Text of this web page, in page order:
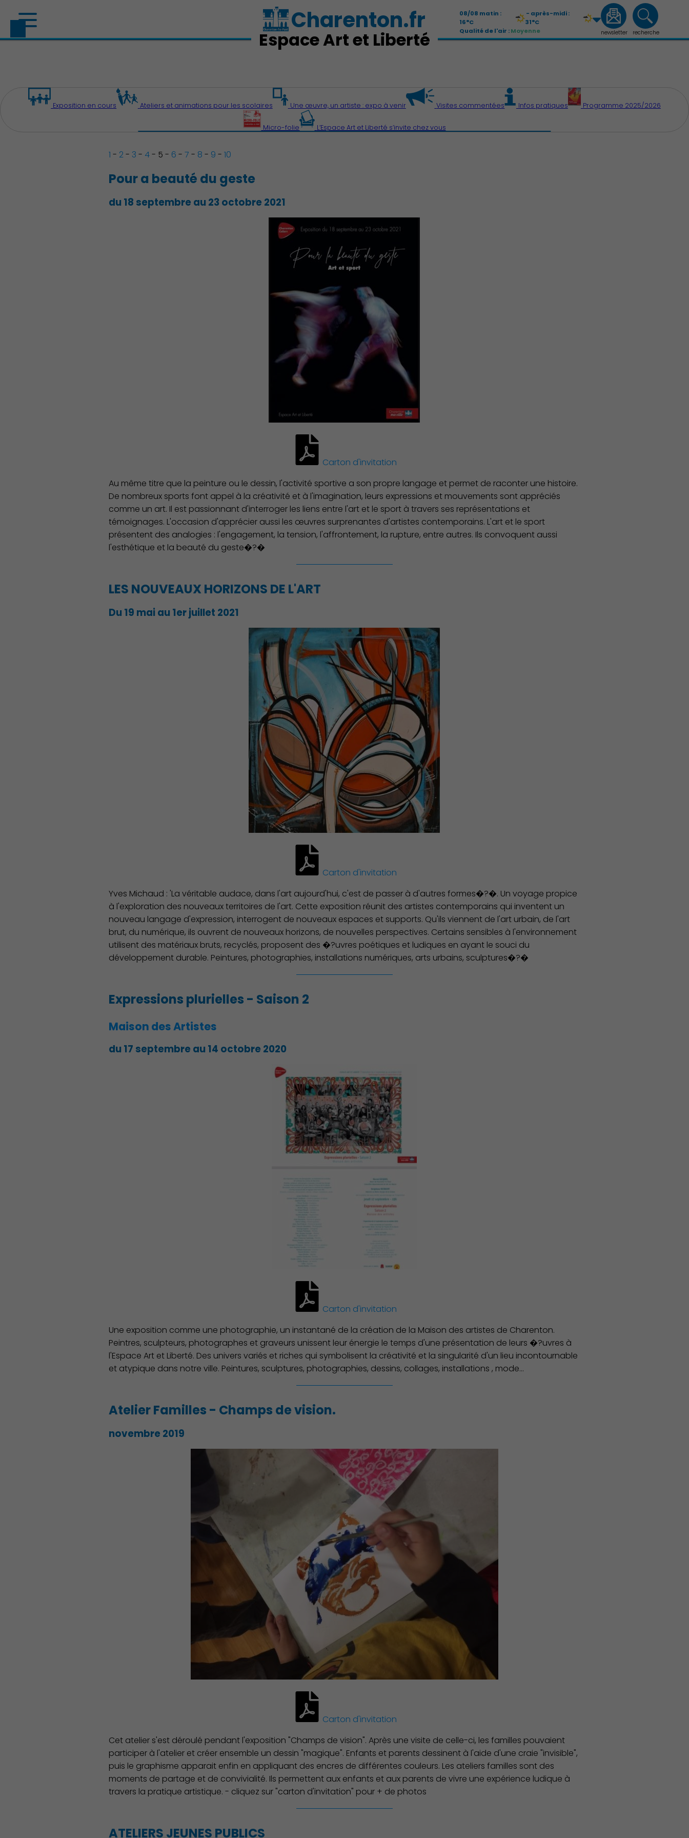
Découvrir Charenton
Environnement cadre de vie
Charenton.fr
08/08 matin :
16°C
- après-midi :
31°C
Qualité de l'air :Moyenne
newsletter recherche
Espace Art et Liberté
Exposition en cours Ateliers et animations pour les scolaires Une œuvre, un artiste : expo à venir Visites commentées Infos pratiques Programme 2025/2026
Micro-folie L’Espace Art et Liberté s’invite chez vous
1 - 2- 3 - 4- 5 - 6 - 7 - 8 - 9 - 10
Pour a beauté du geste
du 18 septembre au 23 octobre 2021
Carton d'invitation
Au même titre que la peinture ou le dessin, l'activité sportive a son propre langage et permet de raconter une histoire.
De nombreux sports font appel à la créativité et à l'imagination, leurs expressions et mouvements sont appréciés
comme un art. Il est passionnant d'interroger les liens entre l'art et le sport à travers ses représentations et
témoignages. L'occasion d'apprécier aussi les œuvres surprenantes d'artistes contemporains. L'art et le sport
présentent des analogies : l'engagement, la tension, l'affrontement, la rupture, entre autres. Ils convoquent aussi
l'esthétique et la beauté du geste�?�
LES NOUVEAUX HORIZONS DE L'ART
Du 19 mai au 1er juillet 2021
Carton d'invitation
Yves Michaud : 'La véritable audace, dans l'art aujourd'hui, c'est de passer à d'autres formes�?�. Un voyage propice
à l'exploration des nouveaux territoires de l'art. Cette exposition réunit des artistes contemporains qui inventent un
nouveau langage d'expression, interrogent de nouveaux espaces et supports. Qu'ils viennent de l'art urbain, de l'art
brut, du numérique, ils ouvrent de nouveaux horizons, de nouvelles perspectives. Certains sensibles à l'environnement
utilisent des matériaux bruts, recyclés, proposent des �?uvres poétiques et ludiques en ayant le souci du
développement durable. Peintures, photographies, installations numériques, arts urbains, sculptures�?�
Expressions plurielles - Saison 2
Maison des Artistes
du 17 septembre au 14 octobre 2020
Carton d'invitation
Une exposition comme une photographie, un instantané de la création de la Maison des artistes de Charenton.
Peintres, sculpteurs, photographes et graveurs unissent leur énergie le temps d'une présentation de leurs �?uvres à
l'Espace Art et Liberté. Des univers variés et riches qui symbolisent la créativité et la singularité d'un lieu incontournable
et atypique dans notre ville. Peintures, sculptures, photographies, dessins, collages, installations , mode...
Atelier Familles - Champs de vision.
novembre 2019
Carton d'invitation
Cet atelier s'est déroulé pendant l'exposition "Champs de vision". Après une visite de celle-ci, les familles pouvaient
participer à l'atelier et créer ensemble un dessin "magique". Enfants et parents dessinent à l'aide d'une craie "invisible",
puis le graphisme apparait enfin en appliquant des encres de différentes couleurs. Les ateliers familles sont des
moments de partage et de convivialité. Ils permettent aux enfants et aux parents de vivre une expérience ludique à
travers la pratique artistique. - cliquez sur "carton d'invitation" pour + de photos
ATELIERS JEUNES PUBLICS